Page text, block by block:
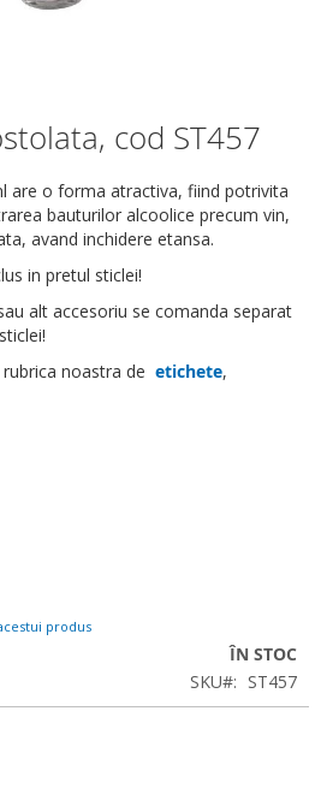
cod ST457
are o forma atractiva, fiind potrivita
bauturilor alcoolice precum vin,
avand inchidere etansa.
in pretul sticlei!
alt accesoriu se comanda separat
noastra de etichete,
produs
ÎN STOC
SKU
ST457